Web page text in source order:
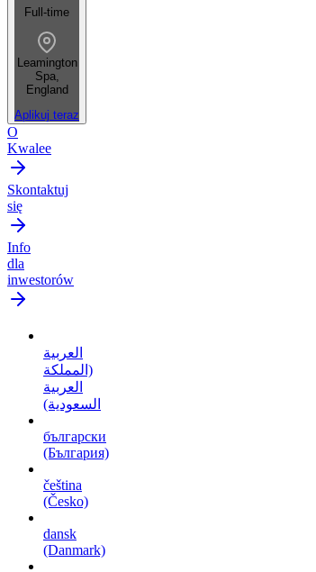
Full-time
Leamington
Spa,
England
Aplikuj teraz
O
Kwalee
Skontaktuj
się
Info
dla
inwestorów
العربية
(المملكة
العربية
السعودية)
български
(България)
čeština
(Česko)
dansk
(Danmark)